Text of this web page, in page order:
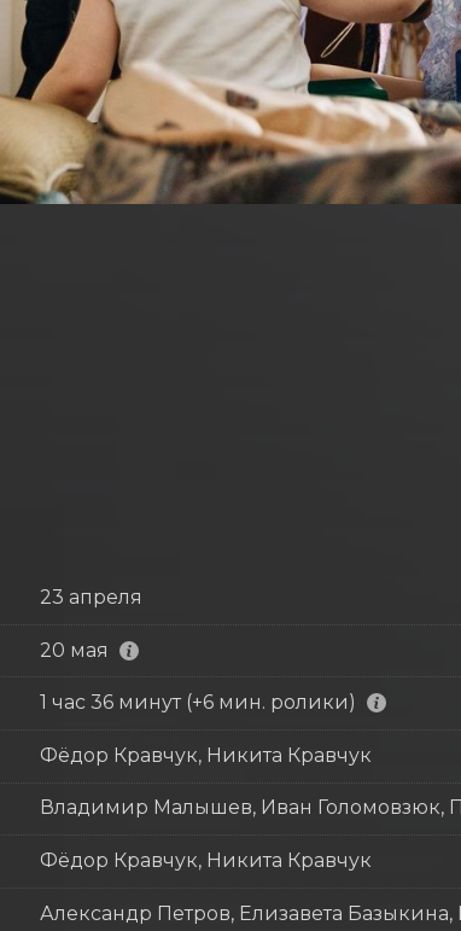
23 апреля
20 мая
1 час 36 минут (+6 мин. ролики)
Фёдор Кравчук, Никита Кравчук
Владимир Малышев, Иван Голомовзюк,
Фёдор Кравчук, Никита Кравчук
Александр Петров, Елизавета